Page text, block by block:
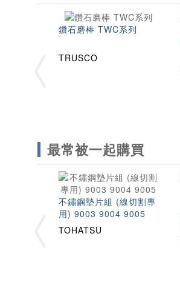
鑽石磨棒 TWC系列
TRUSCO
最常被一起購買
不鏽鋼墊片組 (線切割專
用) 9003 9004 9005
TOHATSU